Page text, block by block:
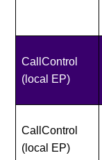
CallControl
(local EP)
CallControl
(local EP)